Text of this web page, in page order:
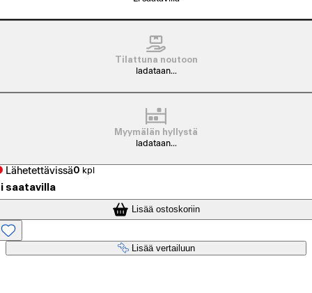
Tilattuna noutoon
ladataan...
Myymälän hyllystä
ladataan...
Lähetettävissä0 kpl
saatavilla
Lisää ostoskoriin
Lisää vertailuun